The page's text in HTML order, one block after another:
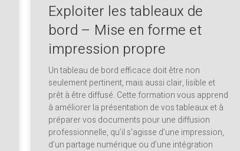
Exploiter les tableaux de
bord – Mise en forme et
impression propre
Un tableau de bord efficace doit être non
seulement pertinent, mais aussi clair, lisible et
prêt à être diffusé. Cette formation vous apprend
à améliorer la présentation de vos tableaux et à
préparer vos documents pour une diffusion
professionnelle, qu’il s’agisse d’une impression,
d’un partage numérique ou d’une intégration